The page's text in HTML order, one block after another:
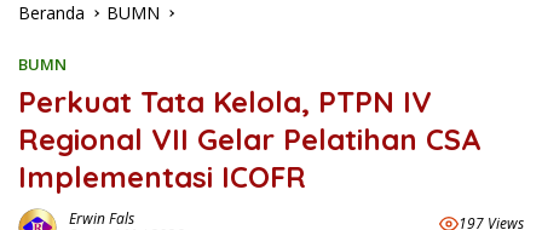
Beranda BUMN
BUMN
Perkuat Tata Kelola, PTPN IV
Regional VII Gelar Pelatihan CSA
Implementasi ICOFR
Erwin Fals
197 Views